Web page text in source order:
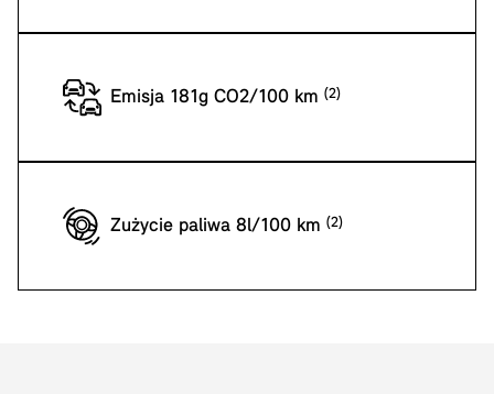
Emisja 181g CO2/100 km
Zużycie paliwa 8l/100 km